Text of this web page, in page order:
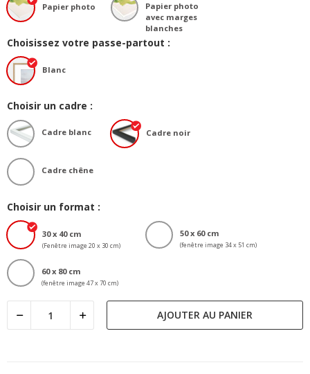
Papier photo
Papier photo
avec marges
blanches
Choisissez votre passe-partout :
Blanc
Choisir un cadre :
Cadre blanc Cadre noir
Cadre chêne
Choisir un format :
30 x 40 cm
(Fenêtre image 20 x 30 cm)
50 x 60 cm
(fenêtre image 34 x 51 cm)
60 x 80 cm
(fenêtre image 47 x 70 cm)
AJOUTER AU PANIER